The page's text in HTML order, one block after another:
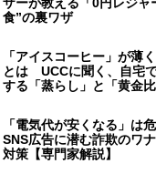
食”の裏ワザ
「アイスコーヒー」が薄
とは UCCに聞く、自宅
する「蒸らし」と「黄金比
「電気代が安くなる」は
SNS広告に潜む詐欺のワ
対策【専門家解説】